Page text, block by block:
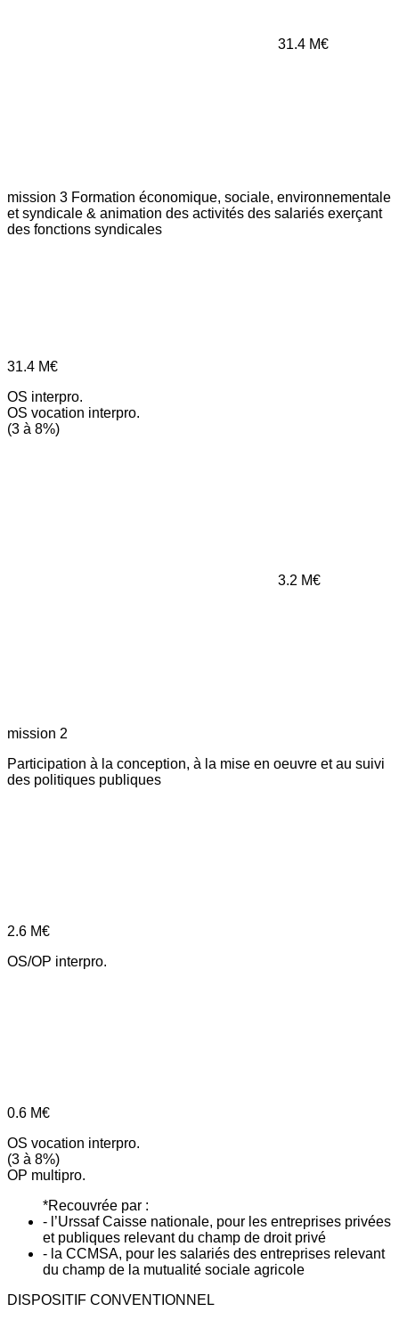
31.4 M€
mission 3 Formation économique, sociale, environnementale
et syndicale & animation des activités des salariés exerçant
des fonctions syndicales
31.4 M€
OS interpro.
OS vocation interpro.
(3 à 8%)
3.2 M€
mission 2
Participation à la conception, à la mise en oeuvre et au suivi
des politiques publiques
2.6 M€
OS/OP interpro.
0.6 M€
OS vocation interpro.
(3 à 8%)
OP multipro.
*Recouvrée par :
- l’Urssaf Caisse nationale, pour les entreprises privées
et publiques relevant du champ de droit privé
- la CCMSA, pour les salariés des entreprises relevant
du champ de la mutualité sociale agricole
DISPOSITIF CONVENTIONNEL